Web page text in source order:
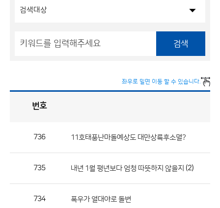
검색
좌우로 밀면 이동 할 수 있습니다.
론
번호
736 11호태풍난마돌예상도 대만상륙후소멸?
735 내년 1월 평년보다 엄청 따뜻하지 않을지 (2)
734 폭우가 열대야로 돌변